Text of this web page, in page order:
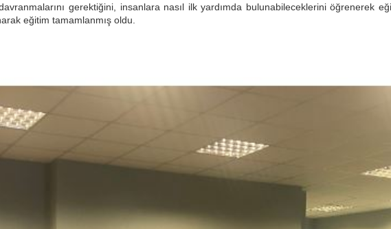
gerektiğini, insanlara nasıl ilk yardımda bulunabileceklerini öğrenerek
eğitim tamamlanmış oldu.